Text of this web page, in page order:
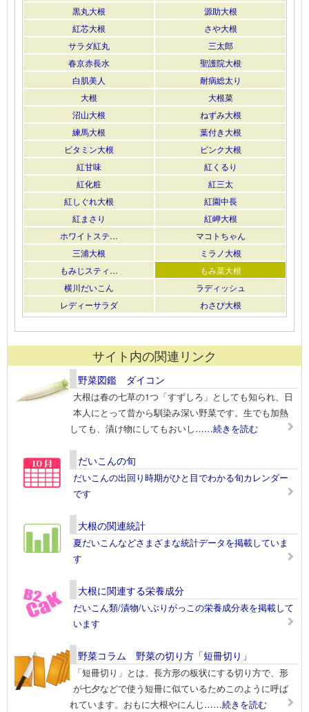
黒丸大根
源助大根
紅芯大根
さや大根
サラダ紅丸
三太郎
春京赤長水
聖護院大根
白肌美人
耐病総太り
大根
大根菜
沼山大根
ねずみ大根
練馬大根
葉付き大根
ビタミン大根
ピンク大根
紅甘味
紅くるり
紅化粧
紅三太
紅しぐれ大根
紅園中長
紅まさり
紅岬大根
ホワイトステ…
マコトちゃん
三浦大根
ミラノ大根
もみじスティ…
もみ菜大根
横川だいこん
ラディッシュ
レディーサラダ
わさび大根
サイト内の関連リンク
野菜図鑑 ダイコン
大根は春の七草の1つ「すずしろ」としても知られ、日
本人にとって昔から馴染み深い野菜です。生でも加熱
しても、漬け物にしてもおいし……続きを読む
だいこんの旬
だいこんの出回り時期がひと目でわかる旬カレンダー
です
大根の関連統計
夏だいこんなどさまざまな統計データを掲載していま
す
大根に関連する栄養成分
だいこん類/漬物/いぶりがっこの栄養成分表を掲載して
います
野菜コラム 野菜の切り方「短冊切り」
「短冊切り」とは、長方形の板状にする切り方で、形
が七夕などで使う短冊に似ているためこのように呼ば
れています。おもに大根やにんじ……続きを読む